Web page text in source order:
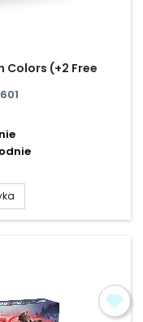
Colors (+2 Free